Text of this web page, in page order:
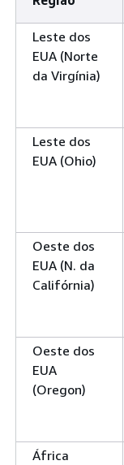
Leste dos
EUA (Norte
da Virgínia)
Leste dos
EUA (Ohio)
Oeste dos
EUA (N. da
Califórnia)
Oeste dos
EUA
(Oregon)
África